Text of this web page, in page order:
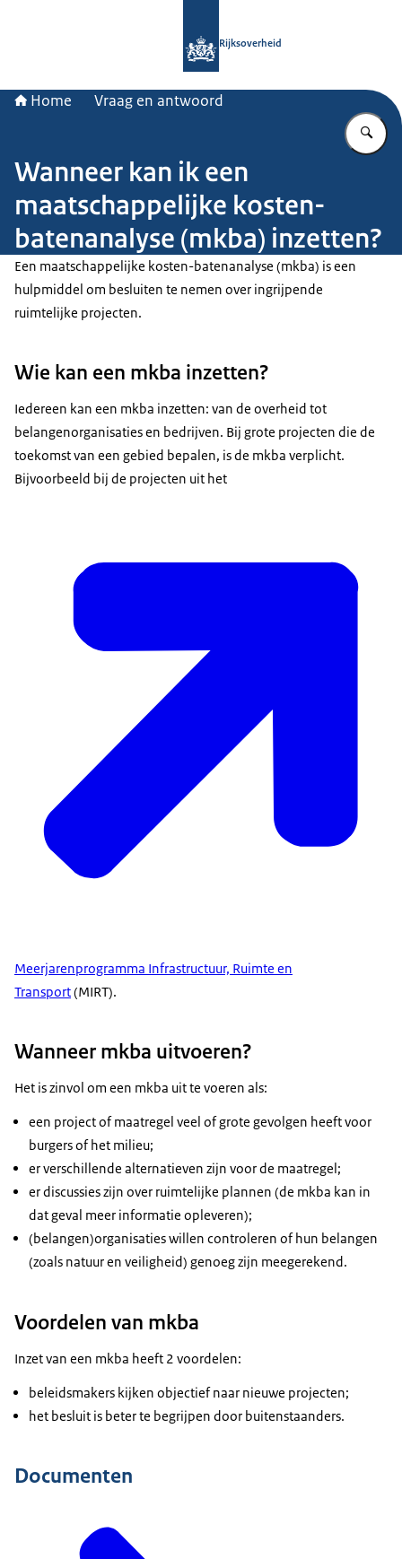
Rijksoverheid
Home Vraag en antwoord
Wanneer kan ik een
maatschappelijke kosten-
batenanalyse (mkba) inzetten?
Een maatschappelijke kosten-batenanalyse (mkba) is een
hulpmiddel om besluiten te nemen over ingrijpende
ruimtelijke projecten.
Wie kan een mkba inzetten?
Iedereen kan een mkba inzetten: van de overheid tot
belangenorganisaties en bedrijven. Bij grote projecten die de
toekomst van een gebied bepalen, is de mkba verplicht.
Bijvoorbeeld bij de projecten uit het
Meerjarenprogramma Infrastructuur, Ruimte en
Transport(MIRT).
Wanneer mkba uitvoeren?
Het is zinvol om een mkba uit te voeren als:
een project of maatregel veel of grote gevolgen heeft voor
burgers of het milieu;
er verschillende alternatieven zijn voor de maatregel;
er discussies zijn over ruimtelijke plannen (de mkba kan in
dat geval meer informatie opleveren);
(belangen)organisaties willen controleren of hun belangen
(zoals natuur en veiligheid) genoeg zijn meegerekend.
Voordelen van mkba
Inzet van een mkba heeft 2 voordelen:
beleidsmakers kijken objectief naar nieuwe projecten;
het besluit is beter te begrijpen door buitenstaanders.
Documenten